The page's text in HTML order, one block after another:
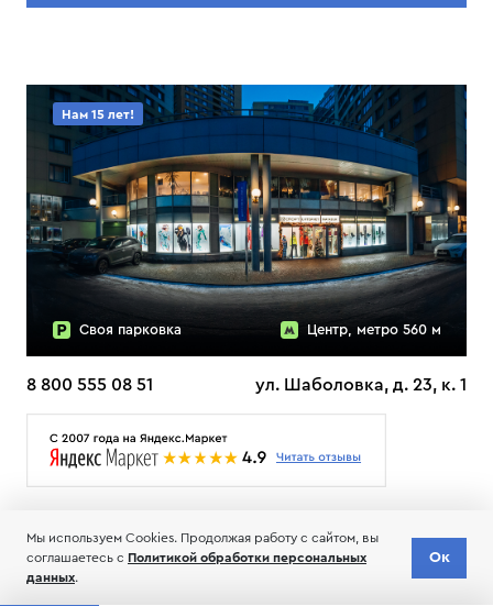
Нам 15 лет!
Своя парковка Центр, метро 560 м
8 800 555 08 51 ул. Шаболовка, д. 23, к. 1
© 2006-2026 Пределанет
Мы используем Cookies. Продолжая работу с сайтом, вы
соглашаетесь с Политикой обработки персональных
данных.
Ок